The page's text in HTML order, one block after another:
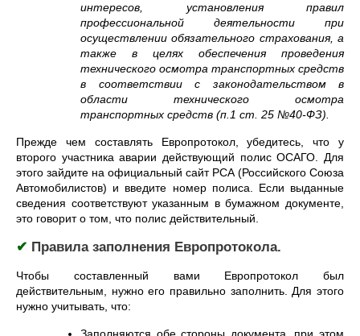
интересов, установления правил
профессиональной деятельности при
осуществлении обязательного страхования, а
также в целях обеспечения проведения
технического осмотра транспортных средств
в соответствии с законодательством в
области технического осмотра
транспортных средств (п.1 ст. 25 №40-ФЗ).
Прежде чем составлять Европротокол, убедитесь, что у
второго участника аварии действующий полис ОСАГО. Для
этого зайдите на официальный сайт РСА (Российского Союза
Автомобилистов) и введите номер полиса. Если выданные
сведения соответствуют указанным в бумажном документе,
это говорит о том, что полис действительный.
✔ Правила заполнения Европротокола.
Чтобы составленный вами Европротокол был
действительным, нужно его правильно заполнить. Для этого
нужно учитывать, что: